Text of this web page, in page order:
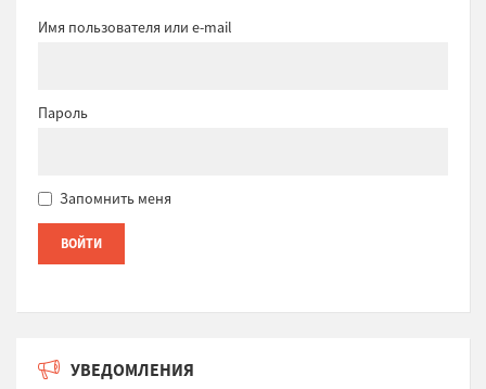
Имя пользователя или e-mail
Пароль
Запомнить меня
УВЕДОМЛЕНИЯ